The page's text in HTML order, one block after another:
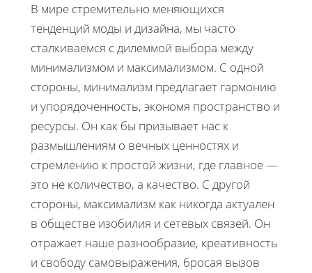
В мире стремительно меняющихся
тенденций моды и дизайна, мы часто
сталкиваемся с дилеммой выбора между
минимализмом и максимализмом. С одной
стороны, минимализм предлагает гармонию
и упорядоченность, экономя пространство и
ресурсы. Он как бы призывает нас к
размышлениям о вечных ценностях и
стремлению к простой жизни, где главное —
это не количество, а качество. С другой
стороны, максимализм как никогда актуален
в обществе изобилия и сетевых связей. Он
отражает наше разнообразие, креативность
и свободу самовыражения, бросая вызов